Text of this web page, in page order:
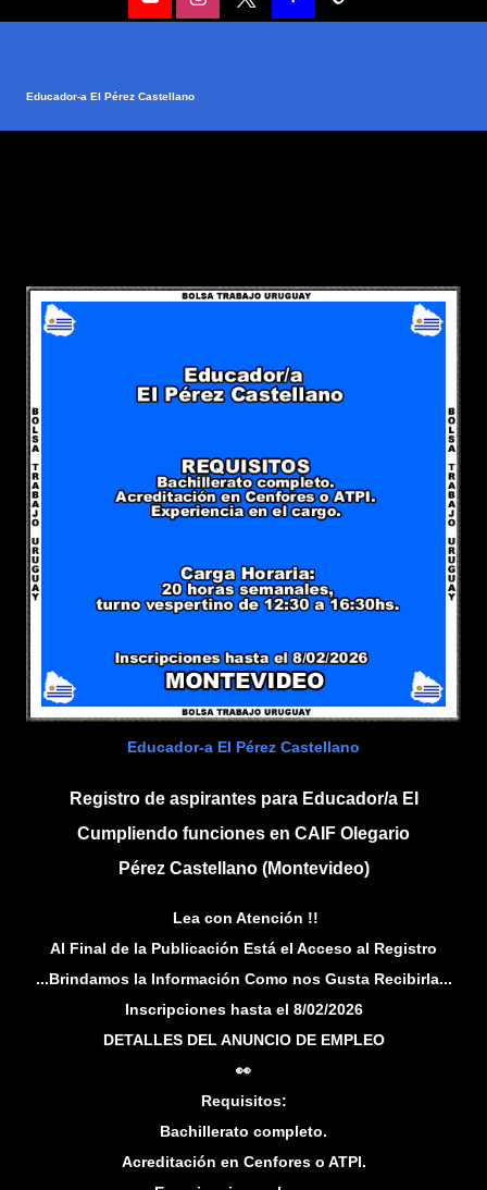
Educador-a EI Pérez Castellano
Educador-a EI Pérez Castellano
Registro de aspirantes para Educador/a EI
Cumpliendo funciones en CAIF Olegario
Pérez Castellano (Montevideo)
Lea con Atención !!
Al Final de la Publicación Está el Acceso al Registro
...Brindamos la Información Como nos Gusta Recibirla...
Inscripciones hasta el 8/02/2026
DETALLES DEL ANUNCIO DE EMPLEO
👀
Requisitos:
Bachillerato completo.
Acreditación en Cenfores o ATPI.